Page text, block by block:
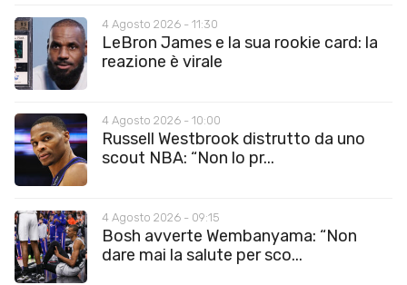
4 Agosto 2026 - 11:30
LeBron James e la sua rookie card: la
reazione è virale
4 Agosto 2026 - 10:00
Russell Westbrook distrutto da uno
scout NBA: “Non lo pr...
4 Agosto 2026 - 09:15
Bosh avverte Wembanyama: “Non
dare mai la salute per sco...